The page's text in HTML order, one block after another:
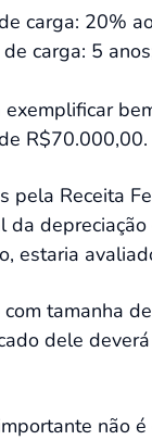
carga: 20%
carga: 5
R$70.000,00.
pela Receita
da
estaria
tamanha
dele
não